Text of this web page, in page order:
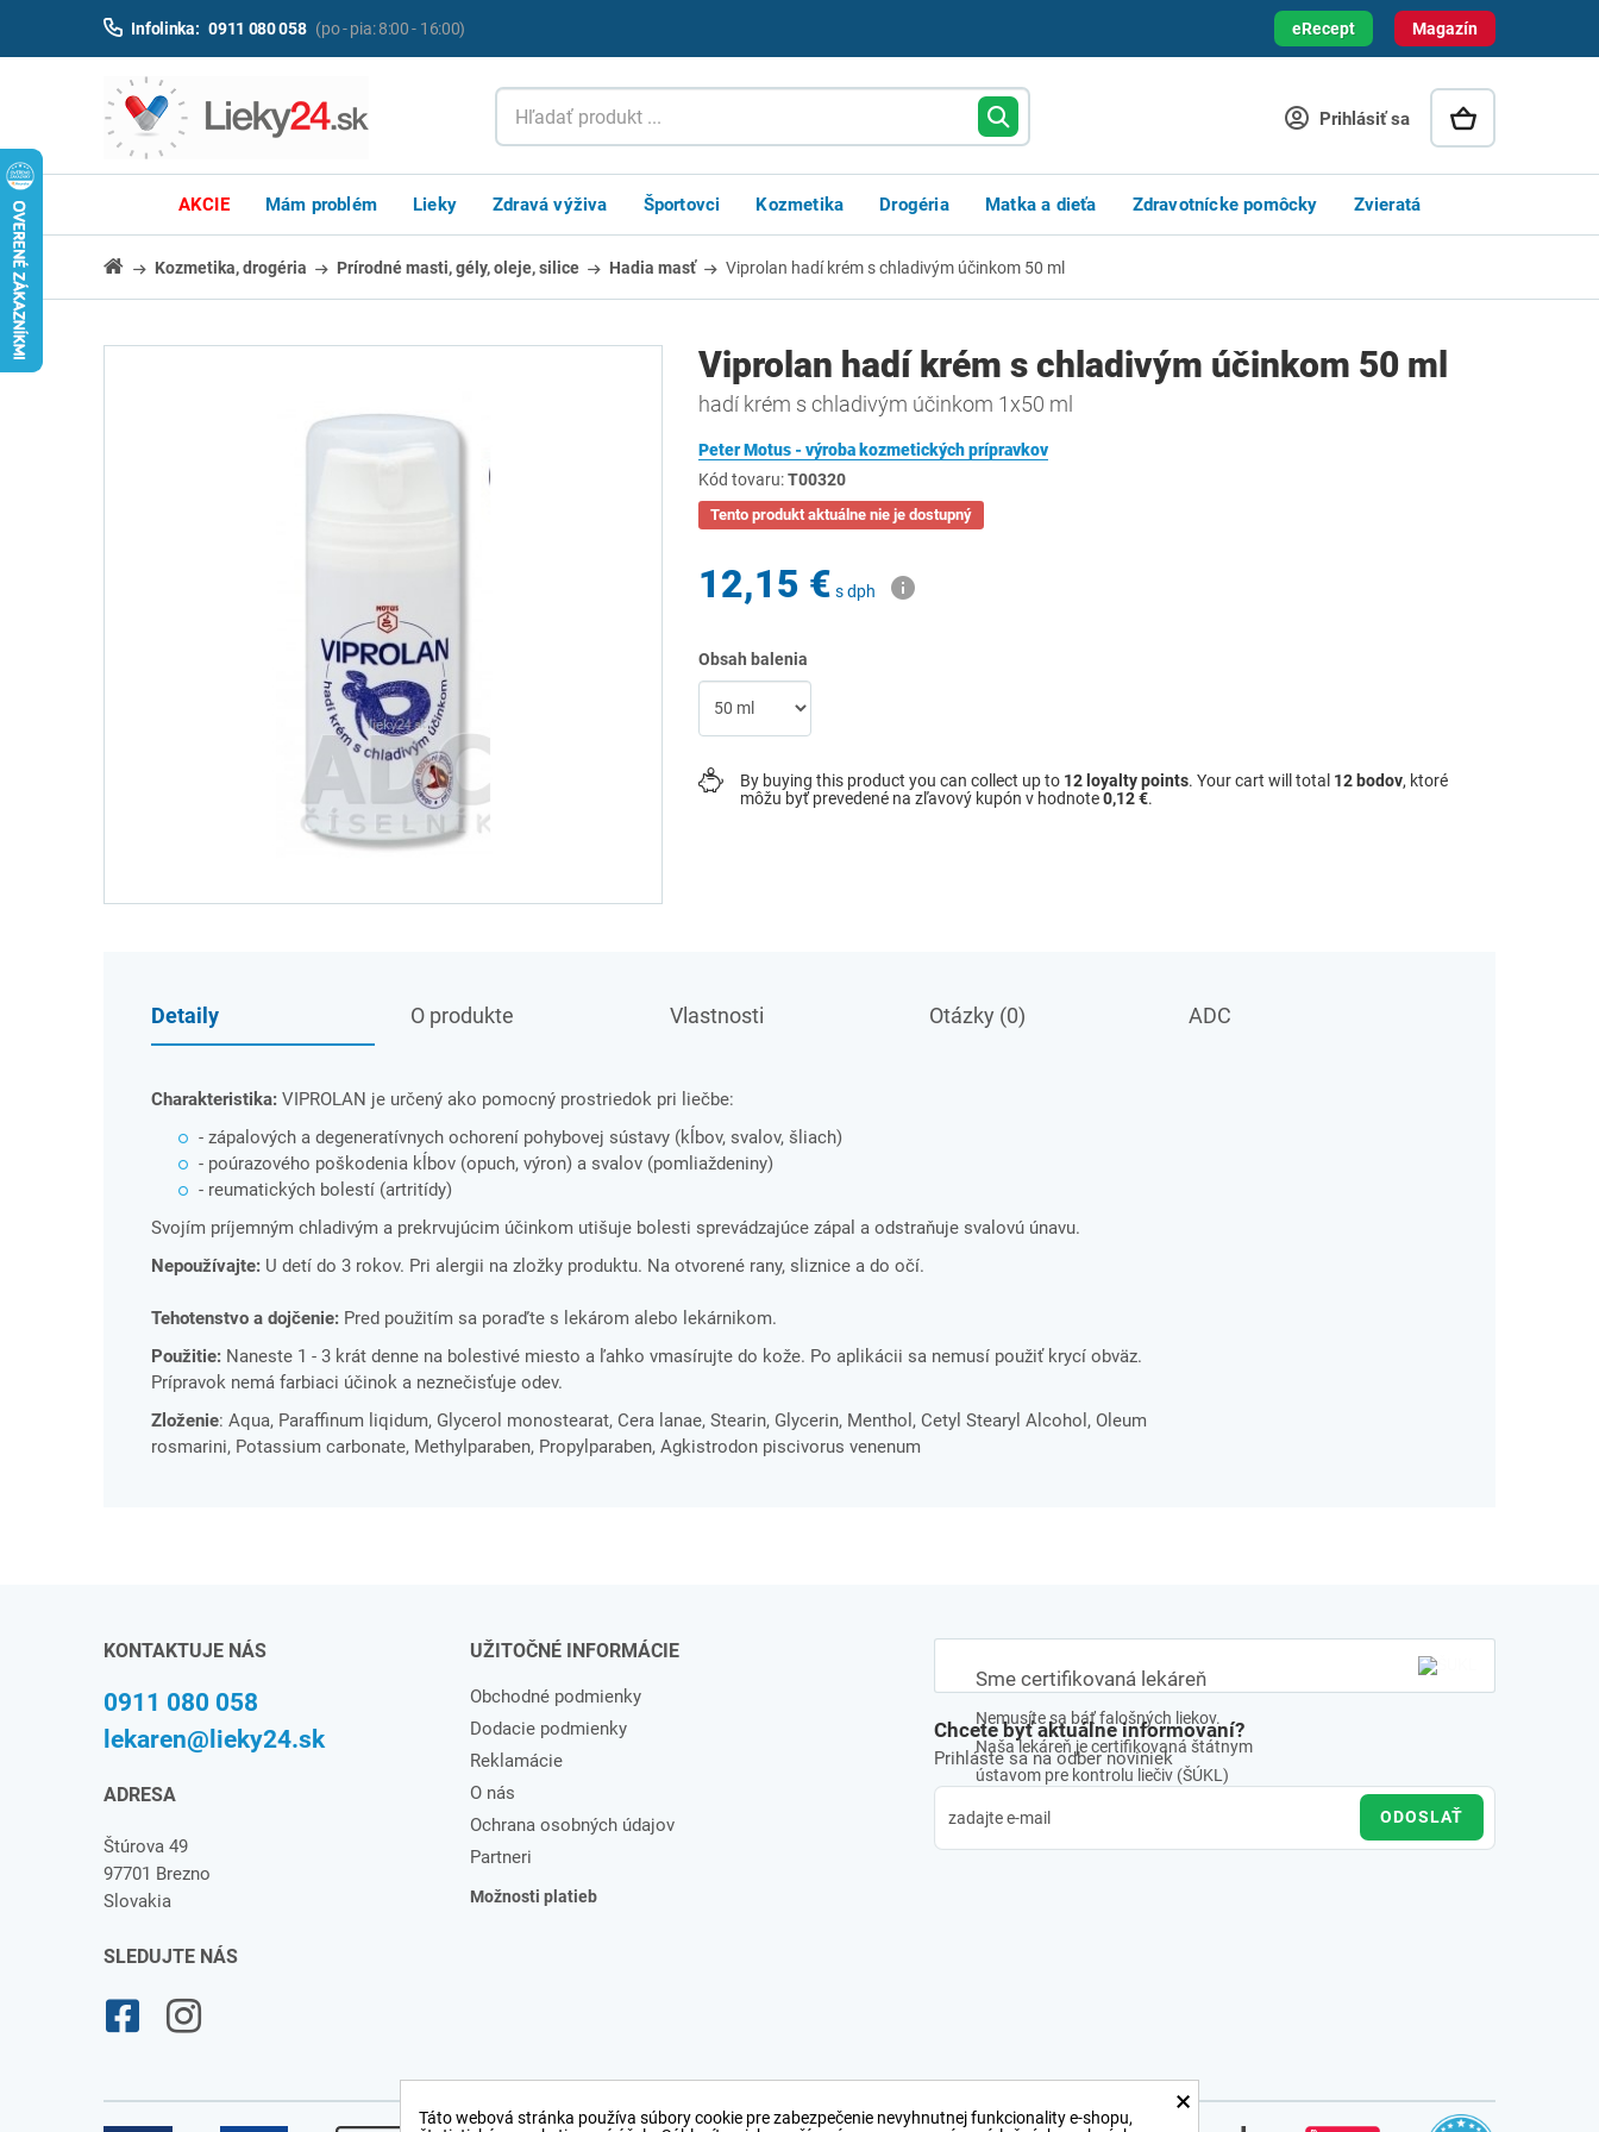
Magazín
Infolinka: 0911 080 058 (po - pia: 8:00 - 16:00) eRecept
Prihlásiť sa
AKCIE Mám problém Lieky Zdravá výživa Športovci Kozmetika Drogéria Matka a dieťa Zdravotnícke pomôcky Zvieratá
Kozmetika, drogéria Prírodné masti, gély, oleje, silice Hadia masť Viprolan hadí krém s chladivým účinkom 50 ml
Viprolan hadí krém s chladivým účinkom 50 ml
hadí krém s chladivým účinkom 1x50 ml
Peter Motus - výroba kozmetických prípravkov
Kód tovaru:T00320
Tento produkt aktuálne nie je dostupný
12,15 € s dph
Obsah balenia
By buying this product you can collect up to 12 loyalty points. Your cart will total 12 bodov, ktoré
môžu byť prevedené na zľavový kupón v hodnote0,12 €.
Detaily O produkte Vlastnosti Otázky (0) ADC
Charakteristika: VIPROLAN je určený ako pomocný prostriedok pri liečbe:
- zápalových a degeneratívnych ochorení pohybovej sústavy (kĺbov, svalov, šliach)
- poúrazového poškodenia kĺbov (opuch, výron) a svalov (pomliaždeniny)
- reumatických bolestí (artritídy)
Svojím príjemným chladivým a prekrvujúcim účinkom utišuje bolesti sprevádzajúce zápal a odstraňuje svalovú únavu.
Nepoužívajte: U detí do 3 rokov. Pri alergii na zložky produktu. Na otvorené rany, sliznice a do očí.
Tehotenstvo a dojčenie: Pred použitím sa poraďte s lekárom alebo lekárnikom.
Použitie: Naneste 1 - 3 krát denne na bolestivé miesto a ľahko vmasírujte do kože. Po aplikácii sa nemusí použiť krycí obväz.
Prípravok nemá farbiaci účinok a neznečisťuje odev.
Zloženie: Aqua, Paraffinum liqidum, Glycerol monostearat, Cera lanae, Stearin, Glycerin, Menthol, Cetyl Stearyl Alcohol, Oleum
rosmarini, Potassium carbonate, Methylparaben, Propylparaben, Agkistrodon piscivorus venenum
Sme certifikovaná lekáreň
Nemusíte sa báť falošných liekov.
Naša lekáreň je certifikovaná štátnym
ústavom pre kontrolu liečiv (ŠÚKL)
KONTAKTUJE NÁS
0911 080 058
lekaren@lieky24.sk
ADRESA
Štúrova 49
97701 Brezno
Slovakia
SLEDUJTE NÁS
UŽITOČNÉ INFORMÁCIE
Obchodné podmienky
Dodacie podmienky
Reklamácie
O nás
Ochrana osobných údajov
Partneri
Možnosti platieb
Chcete byť aktuálne informovaní?
Prihláste sa na odber noviniek
ODOSLAŤ
×
Táto webová stránka používa súbory cookie pre zabezpečenie nevyhnutnej funkcionality e-shopu,